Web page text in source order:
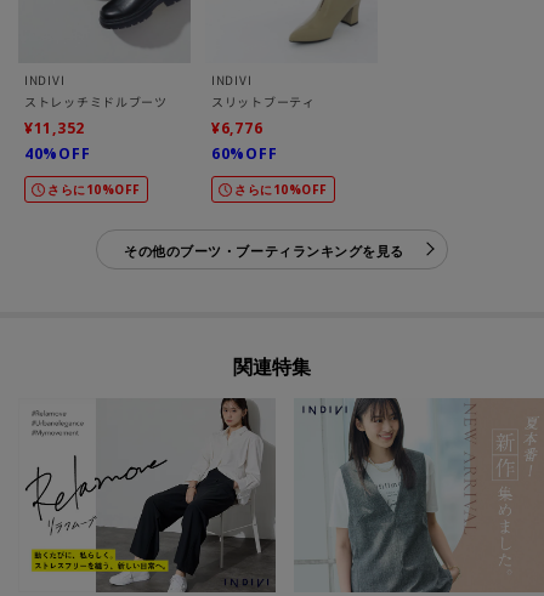
INDIVI
ストレッチミドルブーツ
¥11,352
40%OFF
さらに10%OFF
INDIVI
スリットブーティ
¥6,776
60%OFF
さらに10%OFF
その他のブーツ・ブーティランキングを見る
関連特集